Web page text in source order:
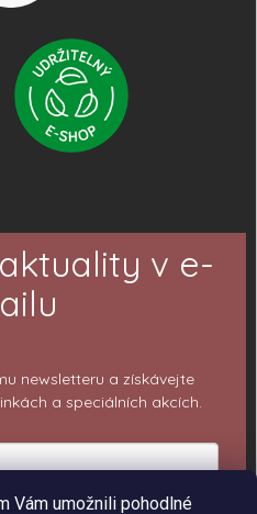
Vám umožnili pohodlné
v e-
newsletteru a získávejte
a speciálních akcích.